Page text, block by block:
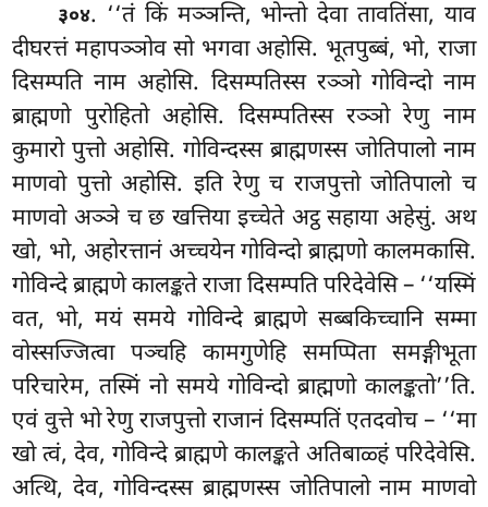
३०४. ‘‘तं किं मञ्ञन्ति, भोन्तो देवा तावतिंसा, याव
दीघरत्तं महापञ्ञोव सो भगवा अहोसि. भूतपुब्बं, भो, राजा
दिसम्पति नाम अहोसि. दिसम्पतिस्स रञ्ञो गोविन्दो नाम
ब्राह्मणो पुरोहितो अहोसि. दिसम्पतिस्स रञ्ञो रेणु नाम
कुमारो पुत्तो अहोसि. गोविन्दस्स ब्राह्मणस्स जोतिपालो नाम
माणवो पुत्तो अहोसि. इति रेणु च राजपुत्तो जोतिपालो च
माणवो अञ्ञे च छ खत्तिया इच्चेते अट्ठ सहाया अहेसुं. अथ
खो, भो, अहोरत्तानं अच्चयेन गोविन्दो ब्राह्मणो कालमकासि.
गोविन्दे ब्राह्मणे कालङ्कते राजा दिसम्पति परिदेवेसि – ‘‘यस्मिं
वत, भो, मयं समये गोविन्दे ब्राह्मणे सब्बकिच्चानि सम्मा
वोस्सज्जित्वा पञ्चहि कामगुणेहि समप्पिता समङ्गीभूता
परिचारेम, तस्मिं नो समये गोविन्दो ब्राह्मणो कालङ्कतो’’ति.
एवं वुत्ते भो रेणु राजपुत्तो राजानं दिसम्पतिं एतदवोच – ‘‘मा
खो त्वं, देव, गोविन्दे ब्राह्मणे कालङ्कते अतिबाळ्हं परिदेवेसि.
अत्थि, देव, गोविन्दस्स ब्राह्मणस्स जोतिपालो नाम माणवो